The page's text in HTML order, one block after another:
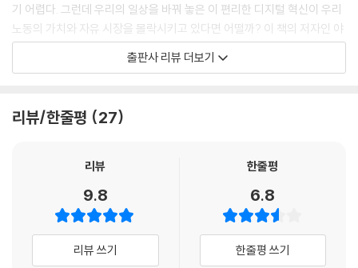
기 어렵다. 그런데 우리의 일상을 바꿔 놓은 이 편리한 디지털 혁신이 우리
노동의 가치와 자유 시장을 몰락시키고 있다면 어떨까? 이 책의 저자인 야
니스 바루파키스는 오늘날의 자본주의는 죽었다고 말한다. 자본주의 시스
템이 더는 우리 경제를 지배하지 못한다는 의미다. 자본주의 시스템은 지
러니한 시대를 저자는 ‘테크노퓨달리즘’ 시대로 정의한다. 테크노퓨달리즘
udalism)를 뜻하는 두 단어가 합쳐진 신조어다. 의미 그대로, 우리는 자본
저자는 돌연변이 자본을 빅테크가 만들어 낸 ‘클라우드 자본’이라 말한다.
이 자본은 자본주의의 두 기둥인 시장과 이윤을 파괴해 버렸다. 즉, 자본주
의의 매개체인 ‘시장’은 ‘디지털 거래 플랫폼’으로, 자본주의의 엔진인 ‘이
출판사 리뷰 더보기
리뷰/한줄평 27
리뷰
9.8
리뷰 쓰기
한줄평
6.8
한줄평 쓰기